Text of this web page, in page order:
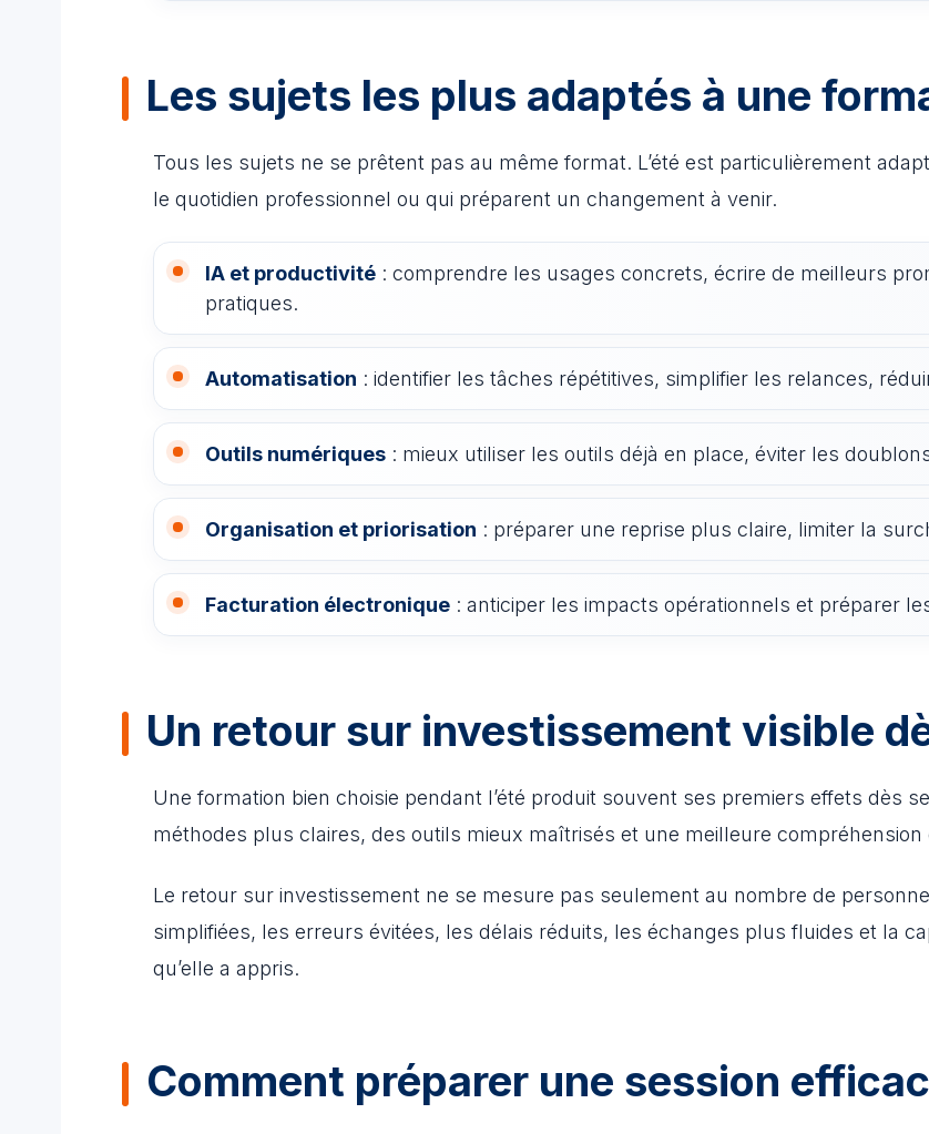
Les sujets les plus adaptés à une
Tous les sujets ne se prêtent pas au même format. L’été est particulièrement
le quotidien professionnel ou qui préparent un changement à venir.
IA et productivité : comprendre les usages concrets, écrire de meilleurs
pratiques.
Automatisation : identifier les tâches répétitives, simplifier les relances,
Outils numériques : mieux utiliser les outils déjà en place, éviter les
Organisation et priorisation : préparer une reprise plus claire, limiter la
Facturation électronique : anticiper les impacts opérationnels et préparer
Un retour sur investissement visible
Une formation bien choisie pendant l’été produit souvent ses premiers effets dès
méthodes plus claires, des outils mieux maîtrisés et une meilleure compréhension
Le retour sur investissement ne se mesure pas seulement au nombre de
simplifiées, les erreurs évitées, les délais réduits, les échanges plus fluides et la
qu’elle a appris.
Comment préparer une session